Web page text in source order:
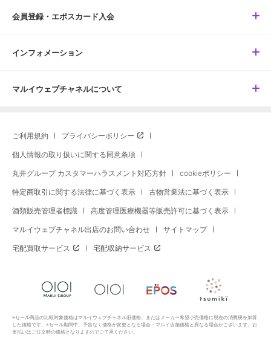
会員登録・エポスカード入会
インフォメーション
マルイウェブチャネルについて
ご利用規約 プライバシーポリシー
個人情報の取り扱いに関する同意条項
丸井グループ カスタマーハラスメント対応方針 cookieポリシー
特定商取引に関する法律に基づく表示 古物営業法に基づく表示
酒類販売管理者標識 高度管理医療機器等販売許可に基づく表示
マルイウェブチャネル出店のお問い合わせ サイトマップ
宅配買取サービス 宅配収納サービス
※セール商品の比較対象価格はマルイウェブチャネル旧価格、またはメーカー希望小売価格に現在の消費税を加算
した価格です。※セール期間中、予告なく価格が変更となる場合・マルイ店舗価格と異なる場合がございます。お
支払いはご注文時の価格となりますのでご了承ください。